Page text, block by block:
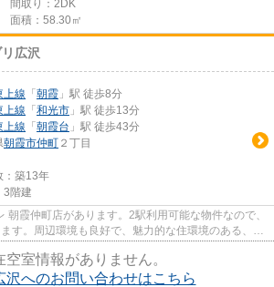
間取り：2DK
面積：58.30㎡
リ広沢
上線 「 朝霞 」駅 徒歩8分
上線 「 和光市 」駅 徒歩13分
上線 「 朝霞台 」駅 徒歩43分
朝霞市仲町 ２丁目
：築13年
3階建
朝霞仲町店があります。2駅利用可能な物件なので、
す。周辺環境も良好で、魅力的な住環境のある、
空室情報がありません。
沢へのお問い合わせはこちら